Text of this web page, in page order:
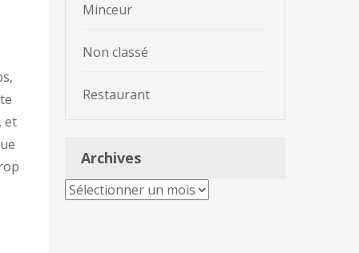
et
Minceur
Non classé
Restaurant
Archives
Archives